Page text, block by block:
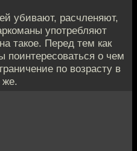
убивают, расчленяют,
употребляют
такое. Перед тем как
о чем
по возрасту в
же.